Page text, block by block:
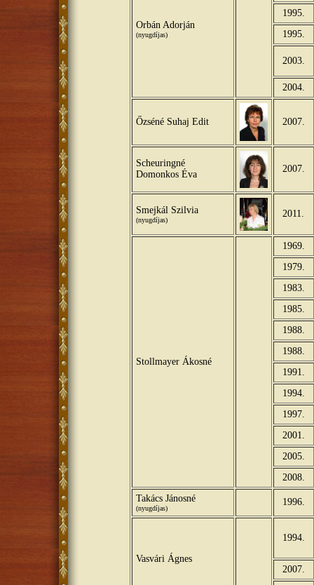
Orbán Adorján
(nyugdíjas)
1995.
1995.
2003.
2004.
Őzséné Suhaj Edit 2007.
Scheuringné
Domonkos Éva
2007.
Smejkál Szilvia
(nyugdíjas)
2011.
Stollmayer Ákosné
1969.
1979.
1983.
1985.
1988.
1988.
1991.
1994.
1997.
2001.
2005.
2008.
Takács Jánosné
(nyugdíjas)
1996.
Vasvári Ágnes
1994.
2007.